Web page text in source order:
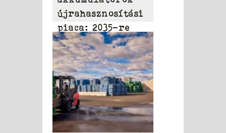
újrahasznosítási
piaca: 2035-re
elérheti a 31,95
milliárd dollárt